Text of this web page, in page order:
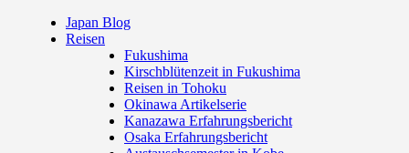
Japan Blog
Reisen
Fukushima
Kirschblütenzeit in Fukushima
Reisen in Tohoku
Okinawa Artikelserie
Kanazawa Erfahrungsbericht
Osaka Erfahrungsbericht